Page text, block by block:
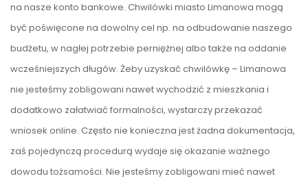
na nasze konto bankowe. Chwilówki miasto Limanowa mogą
być poświęcone na dowolny cel np. na odbudowanie naszego
budżetu, w nagłej potrzebie perniężnej albo także na oddanie
wcześniejszych długów. Żeby uzyskać chwilówkę – Limanowa
nie jesteśmy zobligowani nawet wychodzić z mieszkania i
dodatkowo załatwiać formalności, wystarczy przekazać
wniosek online. Często nie konieczna jest żadna dokumentacja,
zaś pojedynczą procedurą wydaje się okazanie ważnego
dowodu tożsamości. Nie jesteśmy zobligowani mieć nawet